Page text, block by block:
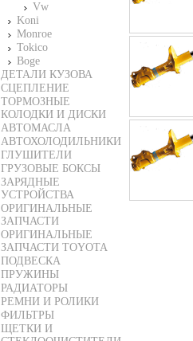
Vw
Koni
Monroe
Tokico
Boge
ДЕТАЛИ КУЗОВА
СЦЕПЛЕНИЕ
ТОРМОЗНЫЕ
КОЛОДКИ И ДИСКИ
АВТОМАСЛА
АВТОХОЛОДИЛЬНИКИ
ГЛУШИТЕЛИ
ГРУЗОВЫЕ БОКСЫ
ЗАРЯДНЫЕ
УСТРОЙСТВА
ОРИГИНАЛЬНЫЕ
ЗАПЧАСТИ
ОРИГИНАЛЬНЫЕ
ЗАПЧАСТИ TOYOTA
ПОДВЕСКА
ПРУЖИНЫ
РАДИАТОРЫ
РЕМНИ И РОЛИКИ
ФИЛЬТРЫ
ЩЕТКИ И